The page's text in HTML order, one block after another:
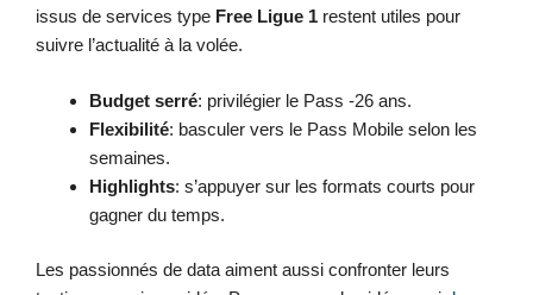
issus de services type Free Ligue 1 restent utiles pour
suivre l’actualité à la volée.
Budget serré: privilégier le Pass -26 ans.
Flexibilité: basculer vers le Pass Mobile selon les
semaines.
Highlights: s’appuyer sur les formats courts pour
gagner du temps.
Les passionnés de data aiment aussi confronter leurs